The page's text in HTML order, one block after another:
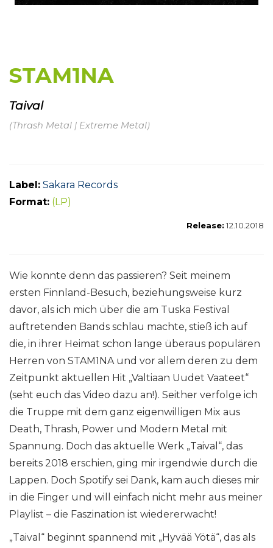
STAM1NA
Taival
(Thrash Metal | Extreme Metal)
Label: Sakara Records
Format: (LP)
Release:12.10.2018
Wie konnte denn das passieren? Seit meinem
ersten Finnland-Besuch, beziehungsweise kurz
davor, als ich mich über die am Tuska Festival
auftretenden Bands schlau machte, stieß ich auf
die, in ihrer Heimat schon lange überaus populären
Herren von STAM1NA und vor allem deren zu dem
Zeitpunkt aktuellen Hit „Valtiaan Uudet Vaateet“
(seht euch das Video dazu an!). Seither verfolge ich
die Truppe mit dem ganz eigenwilligen Mix aus
Death, Thrash, Power und Modern Metal mit
Spannung. Doch das aktuelle Werk „Taival“, das
bereits 2018 erschien, ging mir irgendwie durch die
Lappen. Doch Spotify sei Dank, kam auch dieses mir
in die Finger und will einfach nicht mehr aus meiner
Playlist – die Faszination ist wiedererwacht!
„Taival“ beginnt spannend mit „Hyvää Yötä“, das als